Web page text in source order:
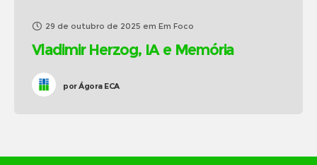
29 de outubro de 2025 em Em Foco
Vladimir Herzog, IA e Memória
porÁgora ECA